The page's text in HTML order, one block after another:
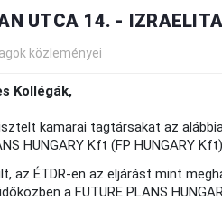
UTCA 14. -
közleményei
Kollégák,
kamarai tagtársakat az
HUNGARY Kft (FP HUNGARY
az ÉTDR-en az eljárást mint
a FUTURE PLANS